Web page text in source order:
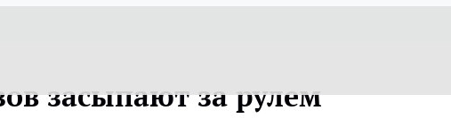
засыпают за рулем